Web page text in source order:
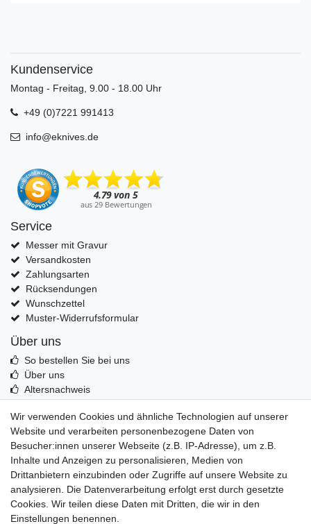
Kundenservice
Montag - Freitag, 9.00 - 18.00 Uhr
+49 (0)7221 991413
info@eknives.de
Service
Messer mit Gravur
Versandkosten
Zahlungsarten
Rücksendungen
Wunschzettel
Muster-Widerrufsformular
Über uns
So bestellen Sie bei uns
Über uns
Altersnachweis
Echtheit von Kundenbewertungen
Messer Info Forum
Messer schärfen
Messerhersteller
Stahltabelle
Stahlarten
Rockwell Härte
Wir verwenden Cookies und ähnliche Technologien auf unserer
Website und verarbeiten personenbezogene Daten von
Besucher:innen unserer Webseite (z.B. IP-Adresse), um z.B.
Inhalte und Anzeigen zu personalisieren, Medien von
Drittanbietern einzubinden oder Zugriffe auf unsere Website zu
analysieren. Die Datenverarbeitung erfolgt erst durch gesetzte
Cookies. Wir teilen diese Daten mit Dritten, die wir in den
Einstellungen benennen.